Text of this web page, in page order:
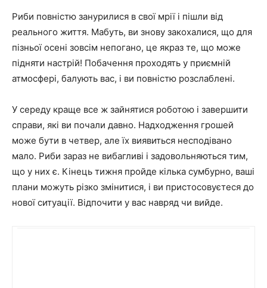
Риби повністю занурилися в свої мрії і пішли від
реального життя. Мабуть, ви знову закохалися, що для
пізньої осені зовсім непогано, це якраз те, що може
підняти настрій! Побачення проходять у приємній
атмосфері, балують вас, і ви повністю розслаблені.
У середу краще все ж зайнятися роботою і завершити
справи, які ви почали давно. Надходження грошей
може бути в четвер, але їх виявиться несподівано
мало. Риби зараз не вибагливі і задовольняються тим,
що у них є. Кінець тижня пройде кілька сумбурно, ваші
плани можуть різко змінитися, і ви пристосовуєтеся до
нової ситуації. Відпочити у вас навряд чи вийде.